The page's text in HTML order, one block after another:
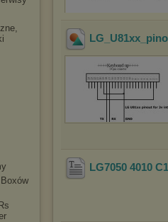
Boxów
s
LG7050 4010